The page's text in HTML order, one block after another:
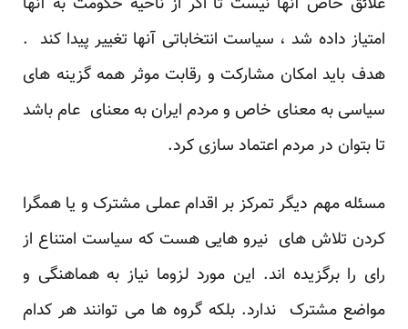
امتیاز داده شد ، سیاست انتخاباتی آنها تغییر پیدا کند .
هدف باید امکان مشارکت و رقابت موثر همه گزینه های
سیاسی به معنای خاص و مردم ایران به معنای عام باشد
تا بتوان در مردم اعتماد سازی کرد.
مسئله مهم دیگر تمرکز بر اقدام عملی مشترک و یا همگرا
کردن تلاش های نیرو هایی هست که سیاست امتناع از
رای را برگزیده اند. این مورد لزوما نیاز به هماهنگی و
مواضع مشترک ندارد. بلکه گروه ها می توانند هر کدام